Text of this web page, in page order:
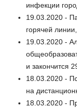
инфекции
19.03.2020 -
горячей
19.03.2020 -
и закончится
18.03.2020 -
на
18.03.2020 -